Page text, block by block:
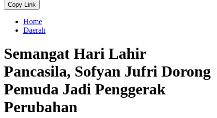
Copy Link
Home
Daerah
Semangat Hari Lahir
Pancasila, Sofyan Jufri Dorong
Pemuda Jadi Penggerak
Perubahan